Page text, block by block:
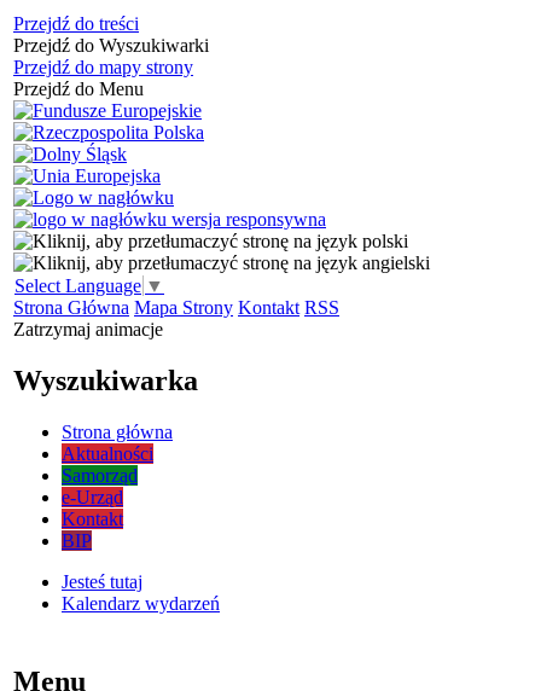
Przejdź do treści
Przejdź do Wyszukiwarki
Przejdź do mapy strony
Przejdź do Menu
Select Language ▼
Strona Główna Mapa Strony Kontakt RSS
Zatrzymaj animacje
Wyszukiwarka
Strona główna
Aktualności
Samorząd
e-Urząd
Kontakt
BIP
Jesteś tutaj
Kalendarz wydarzeń
Menu